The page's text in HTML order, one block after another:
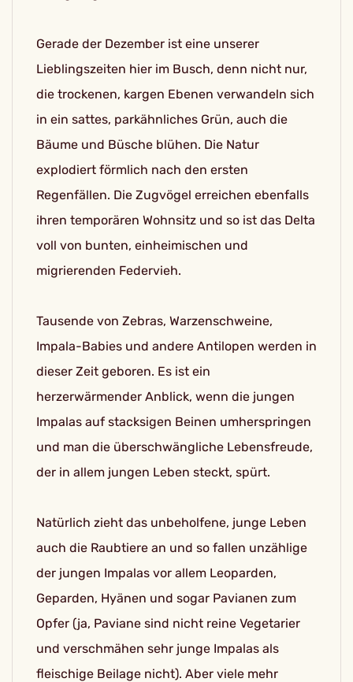
Gerade der Dezember ist eine unserer
Lieblingszeiten hier im Busch, denn nicht nur,
die trockenen, kargen Ebenen verwandeln sich
in ein sattes, parkähnliches Grün, auch die
Bäume und Büsche blühen. Die Natur
explodiert förmlich nach den ersten
Regenfällen. Die Zugvögel erreichen ebenfalls
ihren temporären Wohnsitz und so ist das Delta
voll von bunten, einheimischen und
migrierenden Federvieh.
Tausende von Zebras, Warzenschweine,
Impala-Babies und andere Antilopen werden in
dieser Zeit geboren. Es ist ein
herzerwärmender Anblick, wenn die jungen
Impalas auf stacksigen Beinen umherspringen
und man die überschwängliche Lebensfreude,
der in allem jungen Leben steckt, spürt.
Natürlich zieht das unbeholfene, junge Leben
auch die Raubtiere an und so fallen unzählige
der jungen Impalas vor allem Leoparden,
Geparden, Hyänen und sogar Pavianen zum
Opfer (ja, Paviane sind nicht reine Vegetarier
und verschmähen sehr junge Impalas als
fleischige Beilage nicht). Aber viele mehr